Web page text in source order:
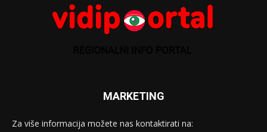
MARKETING
Za više informacija možete nas kontaktirati na: